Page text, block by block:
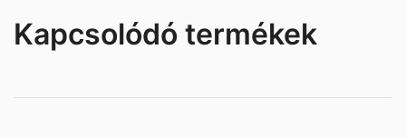
Kapcsolódó termékek